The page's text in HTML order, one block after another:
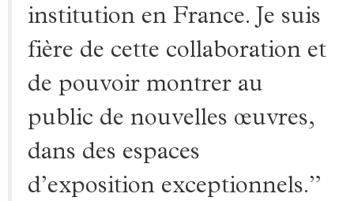
institution en France. Je suis
fière de cette collaboration et
de pouvoir montrer au
public de nouvelles œuvres,
dans des espaces
d’exposition exceptionnels.”